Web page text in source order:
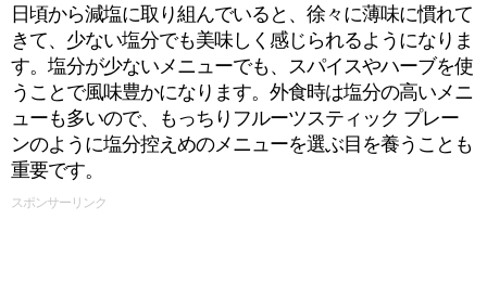
日頃から減塩に取り組んでいると、徐々に薄味に慣れて
きて、少ない塩分でも美味しく感じられるようになりま
す。塩分が少ないメニューでも、スパイスやハーブを使
うことで風味豊かになります。外食時は塩分の高いメニ
ューも多いので、もっちりフルーツスティック プレー
ンのように塩分控えめのメニューを選ぶ目を養うことも
重要です。
スポンサーリンク